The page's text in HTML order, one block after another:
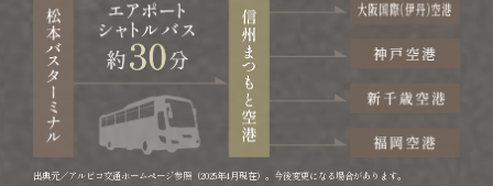
出典元／アルピコ交通ホームページ参照（2025年4月現在）。今後変更になる場合があります。